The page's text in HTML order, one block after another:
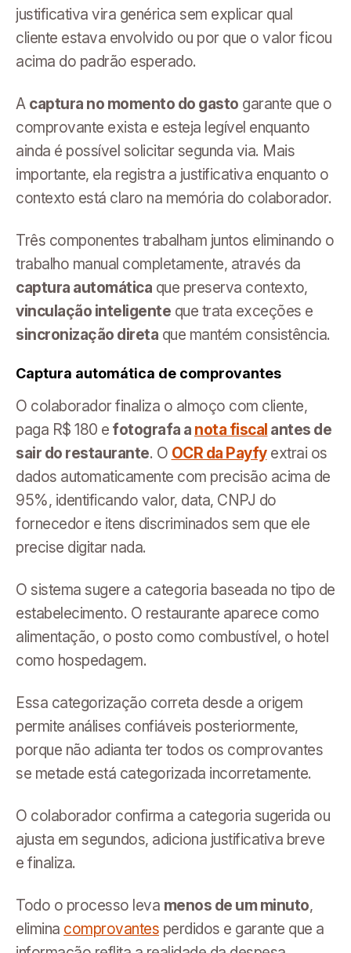
justificativa vira genérica sem explicar qual
cliente estava envolvido ou por que o valor ficou
acima do padrão esperado.
A captura no momento do gasto garante que o
comprovante exista e esteja legível enquanto
ainda é possível solicitar segunda via. Mais
importante, ela registra a justificativa enquanto o
contexto está claro na memória do colaborador.
Três componentes trabalham juntos eliminando o
trabalho manual completamente, através da
captura automática que preserva contexto,
vinculação inteligente que trata exceções e
sincronização direta que mantém consistência.
Captura automática de comprovantes
O colaborador finaliza o almoço com cliente,
paga R$ 180 e fotografa a nota fiscal antes de
sair do restaurante. O OCR da Payfyextrai os
dados automaticamente com precisão acima de
95%, identificando valor, data, CNPJ do
fornecedor e itens discriminados sem que ele
precise digitar nada.
O sistema sugere a categoria baseada no tipo de
estabelecimento. O restaurante aparece como
alimentação, o posto como combustível, o hotel
como hospedagem.
Essa categorização correta desde a origem
permite análises confiáveis posteriormente,
porque não adianta ter todos os comprovantes
se metade está categorizada incorretamente.
O colaborador confirma a categoria sugerida ou
ajusta em segundos, adiciona justificativa breve
e finaliza.
Todo o processo leva menos de um minuto,
elimina comprovantes perdidos e garante que a